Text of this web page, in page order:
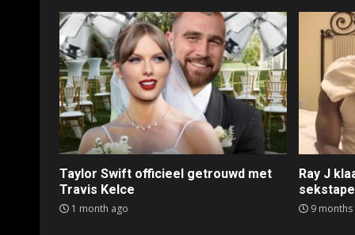
Taylor Swift officieel getrouwd met
Travis Kelce
1 month ago
Ray J
sekstape
9 months